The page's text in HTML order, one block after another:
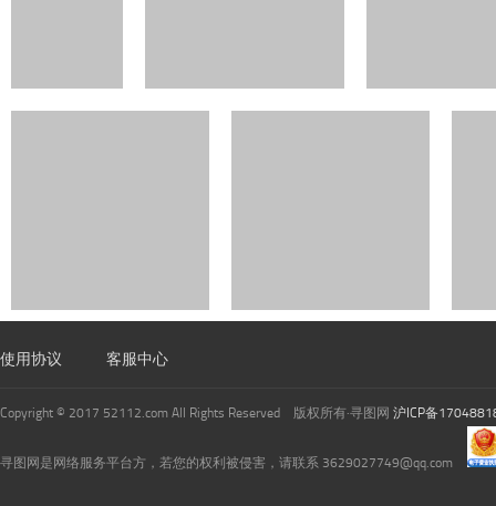
使用协议 客服中心
Copyright © 2017 52112.com All Rights Reserved 版权所有·寻图网 沪ICP备
寻图网是网络服务平台方，若您的权利被侵害，请联系 3629027749@qq.com